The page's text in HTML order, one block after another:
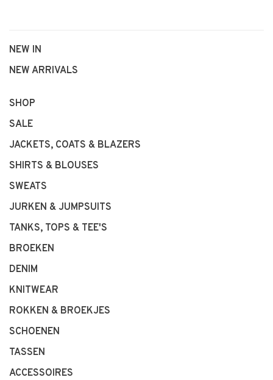
NEW IN
NEW ARRIVALS
SHOP
SALE
JACKETS, COATS & BLAZERS
SHIRTS & BLOUSES
SWEATS
JURKEN & JUMPSUITS
TANKS, TOPS & TEE'S
BROEKEN
DENIM
KNITWEAR
ROKKEN & BROEKJES
SCHOENEN
TASSEN
ACCESSOIRES